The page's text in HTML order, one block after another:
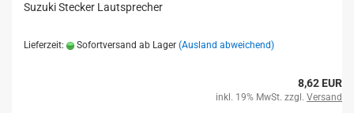
Suzuki Stecker Lautsprecher
Lieferzeit: Sofortversand ab Lager (Ausland abweichend)
8,62 EUR
inkl. 19% MwSt. zzgl. Versand